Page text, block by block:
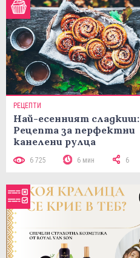
РЕЦЕПТИ
Най-есенният сладкиш:
Рецепта за перфектни
канелени рулца
6 725 6 мин 6